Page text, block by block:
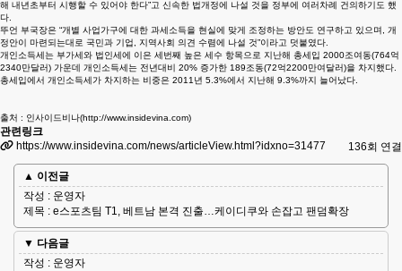
해 내년초부터 시행할 수 있어야 한다”고 신속한 법개정에 나설 것을 정부에 여러차례 건의하기도 했
다.
뚜언 부국장은 “개별 사업가구에 대한 과세소득을 현실에 맞게 조정하는 방안도 연구하고 있으며, 개
정안이 마련되는대로 국민과 기업, 지역사회 의견 수렴에 나설 것”이라고 덧붙였다.
개인소득세는 부가세와 법인세에 이은 세번째 높은 세수 항목으로 지난해 총세입 2000조여동(764억
2340만달러) 가운데 개인소득세는 전년대비 20% 증가한 189조동(72억2200만여달러)을 차지했다.
총세입에서 개인소득세가 차지하는 비중은 2011년 5.3%에서 지난해 9.3%까지 늘어났다.
출처 : 인사이드비나(http://www.insidevina.com)
관련링크
https://www.insidevina.com/news/articleView.html?idxno=31477
136회 연결
▲ 이전글
작성 : 운영자
제목 : e스포츠팀 T1, 베트남 본격 진출…케이디쿠와 손잡고 팬덤확장
▼ 다음글
작성 : 운영자